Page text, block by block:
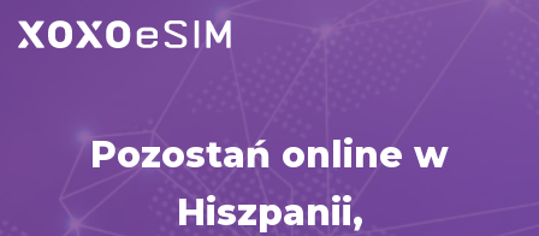
Przejdź
do
Pozostań online w
Hiszpanii,